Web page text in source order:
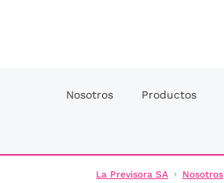
Nosotros Productos
La Previsora SA Nosotros